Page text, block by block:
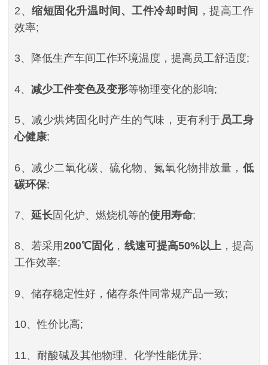
2、缩短固化升温时间、工件冷却时间 ，提高工作
效率;
3、降低生产车间工作环境温度，提高员工舒适度;
4、 减少工件变色及变形等物理变化的影响;
5、减少烘烤固化时产生的气味，更有利于 员工身
心健康;
6、减少二氧化碳、硫化物、氮氧化物排放量，低
碳环保;
7、 延长固化炉、燃烧机等的使用寿命;
8、若采用200℃固化， 线速可提高50%以上，提高
工作效率;
9、储存稳定性好，储存条件同常规产品一致;
10、性价比高;
11、耐酸碱及其他物理、化学性能优异;